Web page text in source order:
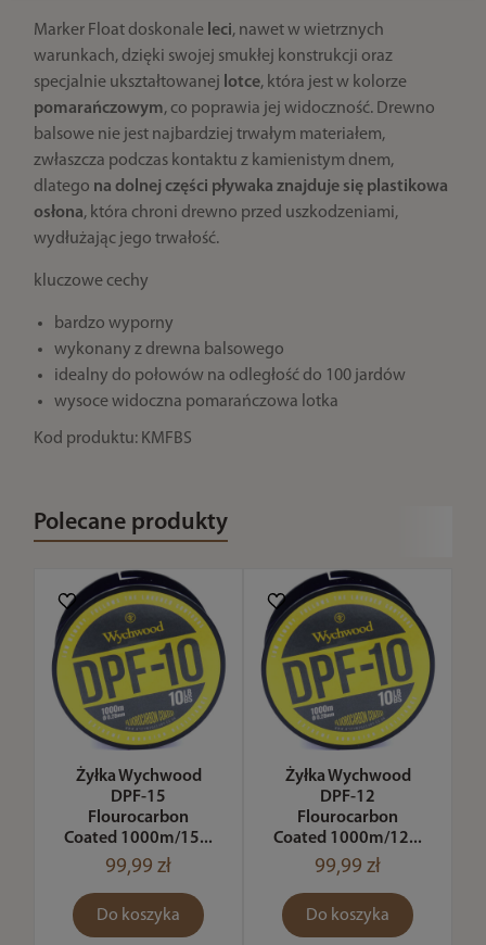
Marker Float doskonale leci, nawet w wietrznych
warunkach, dzięki swojej smukłej konstrukcji oraz
specjalnie ukształtowanej lotce, która jest w kolorze
pomarańczowym, co poprawia jej widoczność. Drewno
balsowe nie jest najbardziej trwałym materiałem,
zwłaszcza podczas kontaktu z kamienistym dnem,
dlatego na dolnej części pływaka znajduje się plastikowa
osłona, która chroni drewno przed uszkodzeniami,
wydłużając jego trwałość.
kluczowe cechy
bardzo wyporny
wykonany z drewna balsowego
idealny do połowów na odległość do 100 jardów
wysoce widoczna pomarańczowa lotka
Kod produktu: KMFBS
Polecane produkty
Żyłka Wychwood
DPF-15
Flourocarbon
Coated 1000m/15...
99,99 zł
Do koszyka
Żyłka Wychwood
DPF-12
Flourocarbon
Coated 1000m/12...
99,99 zł
Do koszyka